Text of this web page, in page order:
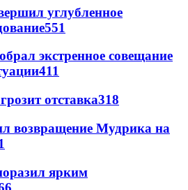
углубленное
551
экстренное совещание
411
отставка318
возвращение Мудрика на
ярким